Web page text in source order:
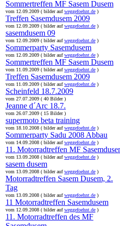
Sommertreffen MF Sasem Dusem
vom 12.09.2009 ( bilder aufweggefoehnt.de )
Treffen Sasemdusem 2009
vom 12.09.2009 ( bilder aufweggefoehnt.de )
sasemdusem 09
vom 12.09.2009 ( bilder aufweggefoehnt.de )
Sommerparty Sasemdusem
vom 12.09.2009 ( bilder aufweggefoehnt.de )
Sommertreffen MF Sasem Dusem
vom 11.09.2009 ( bilder aufweggefoehnt.de )
Treffen Sasemdusem 2009
vom 11.09.2009 ( bilder aufweggefoehnt.de )
Scheinfeld 18.7.2009
vom 27.07.2009 ( 40 Bilder )
Jeanne d´Arc 18.7.
vom 26.07.2009 ( 15 Bilder )
supermoto beta training
vom 18.10.2008 ( bilder aufweggefoehnt.de )
Sommerparty Sadu 2008 Abbau
vom 14.09.2008 ( bilder aufweggefoehnt.de )
11. Motorradtreffen MF
vom 13.09.2008 ( bilder aufweggefoehnt.de )
sasem dusem
vom 13.09.2008 ( bilder aufweggefoehnt.de )
Motorradtreffen Sasem Dusem, 2.
Tag
vom 13.09.2008 ( bilder aufweggefoehnt.de )
11 Motorradtreffen Sasemdusem
vom 12.09.2008 ( bilder aufweggefoehnt.de )
11. Motorradtreffen des MF